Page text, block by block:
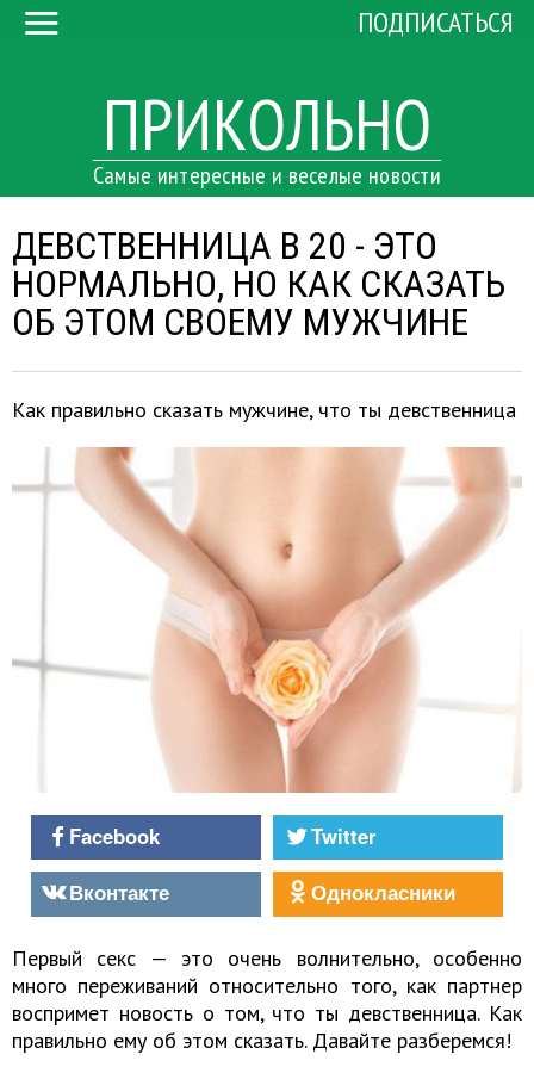
ПРИКОЛЬНО
Самые интересные и веселые новости
ПОДПИСАТЬСЯ
ДЕВСТВЕННИЦА В 20 - ЭТО
НОРМАЛЬНО, НО КАК СКАЗАТЬ
ОБ ЭТОМ СВОЕМУ МУЖЧИНЕ
Как правильно сказать мужчине, что ты девственница
Facebook
Twitter
Вконтакте
Однокласники
Первый секс — это очень волнительно, особенно
много переживаний относительно того, как партнер
воспримет новость о том, что ты девственница. Как
правильно ему об этом сказать. Давайте разберемся!